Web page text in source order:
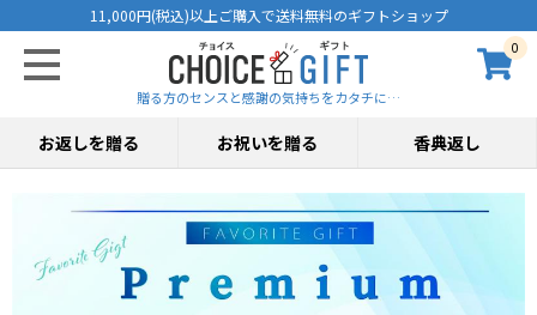
11,000円(税込)以上ご購入で送料無料のギフトショップ
0
贈る方のセンスと感謝の気持ちをカタチに…
お返しを贈る お祝いを贈る 香典返し